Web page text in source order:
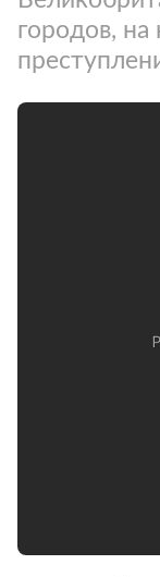
городов, на